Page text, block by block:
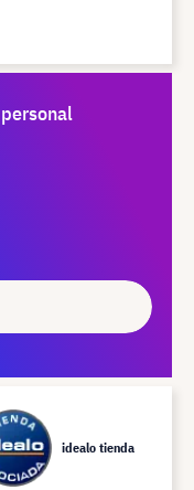
idealo tienda